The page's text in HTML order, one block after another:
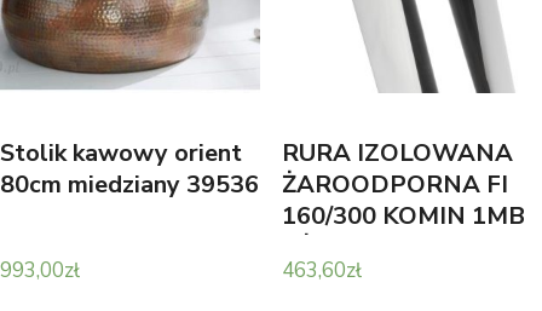
Stolik kawowy orient
80cm miedziany 39536
993,00zł
RURA IZOLOWANA
ŻAROODPORNA FI
160/300 KOMIN 1MB
463,60zł